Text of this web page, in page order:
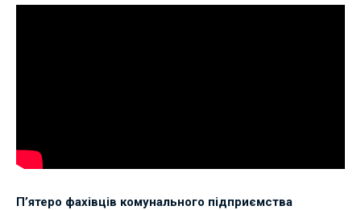
П’ятеро фахівців комунального підприємства